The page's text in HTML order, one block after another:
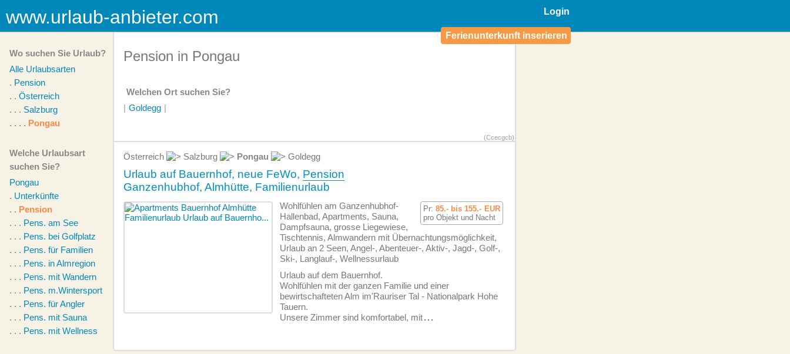
Login
Ferienunterkunft inserieren
www.urlaub-anbieter.com
Wo suchen Sie Urlaub?
Alle Urlaubsarten
. Pension
. . Österreich
. . . Salzburg
. . . . Pongau
Welche Urlaubsart
suchen Sie?
Pongau
. Unterkünfte
. . Pension
. . . Pens. am See
. . . Pens. bei Golfplatz
. . . Pens. für Familien
. . . Pens. in Almregion
. . . Pens. mit Wandern
. . . Pens. m.Wintersport
. . . Pens. für Angler
. . . Pens. mit Sauna
. . . Pens. mit Wellness
Pension in Pongau
Welchen Ort suchen Sie?
| Goldegg |
(Ccecgcb)
Österreich Salzburg Pongau Goldegg
Urlaub auf Bauernhof, neue FeWo, Pension
Ganzenhubhof, Almhütte, Familienurlaub
Pr: 85.- bis 155.- EUR
pro Objekt und Nacht
Wohlfühlen am Ganzenhubhof-
Hallenbad, Apartments, Sauna,
Dampfsauna, grosse Liegewiese,
Tischtennis, Almwandern mit Übernachtungsmöglichkeit,
Urlaub an 2 Seen, Angel-, Abenteuer-, Aktiv-, Jagd-, Golf-,
Ski-, Langlauf-, Wellnessurlaub
Urlaub auf dem Bauernhof.
Wohlfühlen mit der ganzen Familie und einer
bewirtschafteten Alm im'Rauriser Tal - Nationalpark Hohe
Tauern.
Unsere Zimmer sind komfortabel, mit...